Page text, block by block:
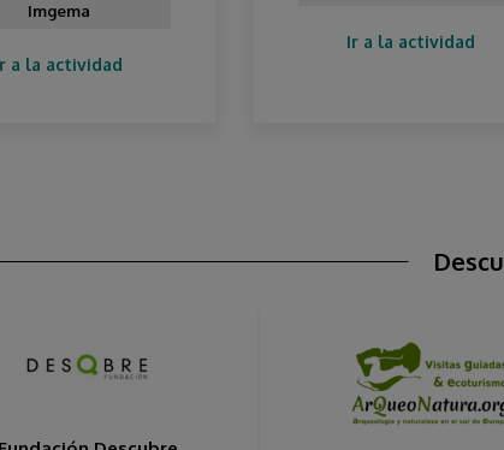
Imgema
a la actividad
Ir a la actividad